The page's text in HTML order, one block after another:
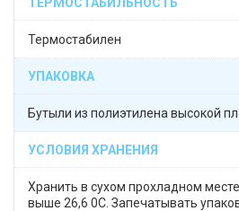
Термостабилен
УПАКОВКА
Бутыли из полиэтилена высокой
УСЛОВИЯ ХРАНЕНИЯ
Хранить в сухом прохладном
выше 26,6 0C. Запечатывать